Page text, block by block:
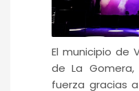
El municipio de
de La
fuerza gracias